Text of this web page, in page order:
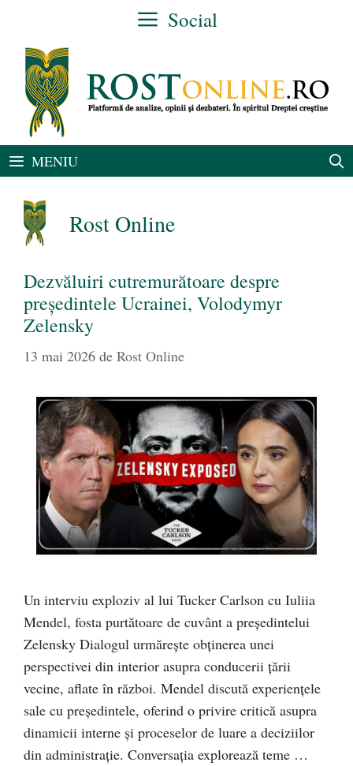
conținut
Social
MENIU
Rost Online
Dezvăluiri cutremurătoare despre
președintele Ucrainei, Volodymyr
Zelensky
13 mai 2026 de Rost Online
Un interviu exploziv al lui Tucker Carlson cu Iuliia
Mendel, fosta purtătoare de cuvânt a președintelui
Zelensky Dialogul urmărește obținerea unei
perspectivei din interior asupra conducerii țării
vecine, aflate în război. Mendel discută experiențele
sale cu președintele, oferind o privire critică asupra
dinamicii interne și proceselor de luare a deciziilor
din administrație. Conversația explorează teme …